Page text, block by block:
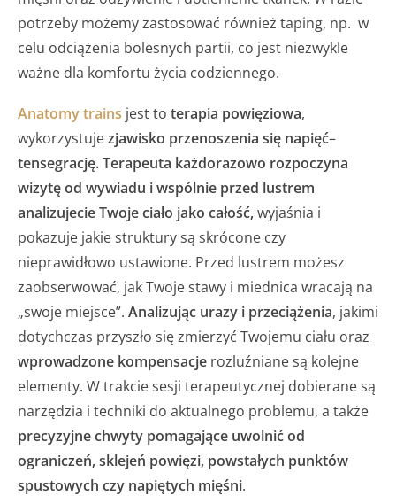
potrzeby możemy zastosować również taping, np. w
celu odciążenia bolesnych partii, co jest niezwykle
ważne dla komfortu życia codziennego.
Anatomy trains jest to terapia powięziowa,
wykorzystujezjawisko przenoszenia się napięć–
tensegrację.Terapeuta każdorazowo rozpoczyna
wizytę od wywiadu i wspólnie przed lustrem
analizujecie Twoje ciało jako całość,wyjaśnia i
pokazuje jakie struktury są skrócone czy
nieprawidłowo ustawione. Przed lustrem możesz
zaobserwować, jak Twoje stawy i miednica wracają na
„swoje miejsce”. Analizując urazy i przeciążenia, jakimi
dotychczas przyszło się zmierzyć Twojemu ciału oraz
wprowadzone kompensacje rozluźniane są kolejne
elementy. W trakcie sesji terapeutycznej dobierane są
narzędzia i techniki do aktualnego problemu, a także
precyzyjne chwyty pomagające uwolnić od
ograniczeń, sklejeń powięzi, powstałych punktów
spustowych czy napiętych mięśni.